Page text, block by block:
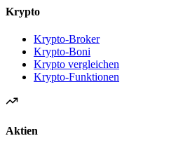
Krypto
Krypto-Broker
Krypto-Boni
Krypto vergleichen
Krypto-Funktionen
Aktien